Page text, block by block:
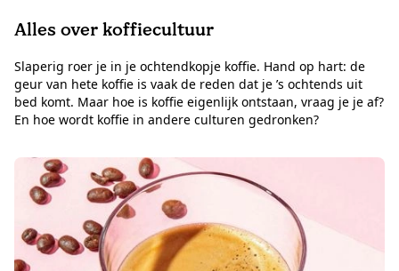
Alles over koffiecultuur
Slaperig roer je in je ochtendkopje koffie. Hand op hart: de
geur van hete koffie is vaak de reden dat je ’s ochtends uit
bed komt. Maar hoe is koffie eigenlijk ontstaan, vraag je je af?
En hoe wordt koffie in andere culturen gedronken?